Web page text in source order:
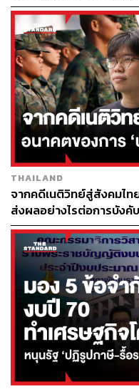
อย่างไรต่อไป
ขณะที่ ศรายุทธ ใจหลัก เ
เติมว่า ขณะนี้ยังไม่มีพรร
หารือในเรื่องการนิรโทษ
ประชาชนก็เป็นไปตามที่
รายงานการศึกษาของ
ศึกษาแนวทางการตราพ
รายงานที่ประชุมสภาผู้แ
ของสภาแจ้งให้ สส. ทรา
กรรมของพรรคประชาชน
ประโยชน์
THAILAND
จากคดีเนติวิทย์สู่สังคมไ
ส่งผลอย่างไรต่อการบังคั